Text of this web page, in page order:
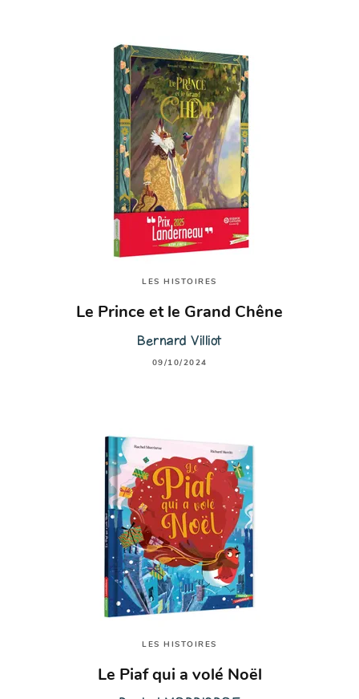
LES HISTOIRES
Le Prince et le Grand Chêne
Bernard Villiot
09/10/2024
LES HISTOIRES
Le Piaf qui a volé Noël